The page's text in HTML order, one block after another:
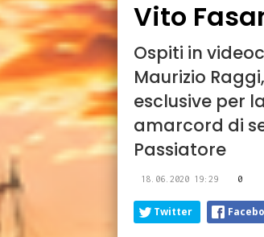
Vito
Ospiti in
Maurizio
esclusive per
amarcord di
Passiatore
18.06.2020 19:29 0
Twitter